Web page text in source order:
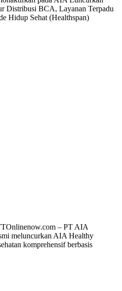
Distribusi BCA, Layanan Terpadu
Hidup Sehat (Healthspan)
– PT AIA
meluncurkan AIA Healthy
komprehensif berbasis